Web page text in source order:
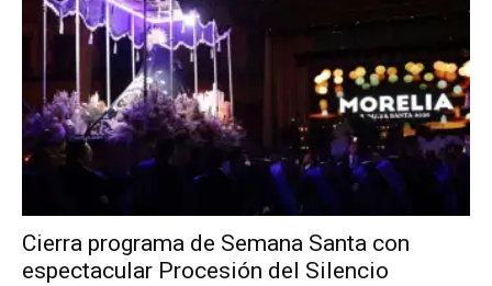
Cierra programa de Semana Santa con
espectacular Procesión del Silencio